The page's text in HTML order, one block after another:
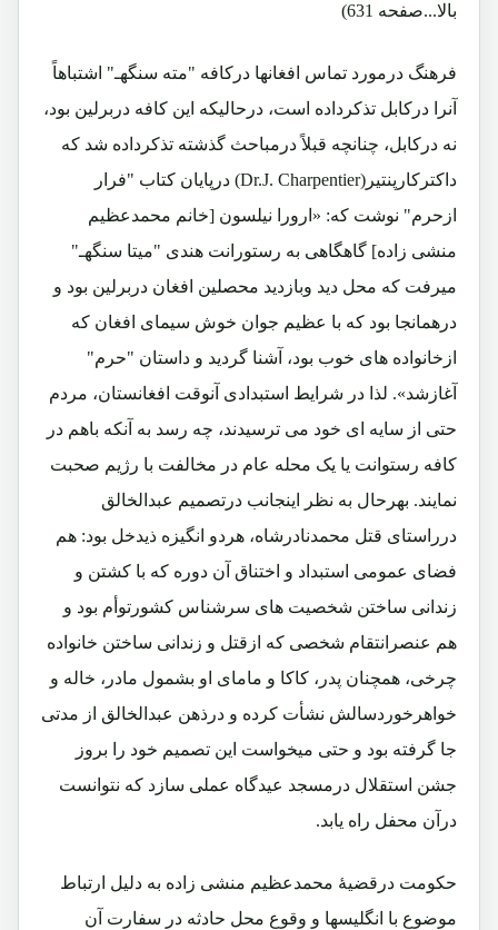
بالا...صفحه 631)
فرهنگ درمورد تماس افغانها درکافه "مته سنگهـ" اشتباهاً
آنرا درکابل تذکرداده است، درحالیکه این کافه دربرلین بود،
نه درکابل، چنانچه قبلاً درمباحث گذشته تذکرداده شد که
داکترکارپنتیر(Dr.J. Charpentier) درپایان کتاب "فرار
ازحرم" نوشت که: «ارورا نیلسون [خانم محمدعظیم
منشی زاده] گاهگاهی به رستورانت هندی "میتا سنگهـ"
میرفت که محل دید وبازدید محصلین افغان دربرلین بود و
درهمانجا بود که با عظیم جوان خوش سیمای افغان که
ازخانواده های خوب بود، آشنا گردید و داستان "حرم"
آغازشد». لذا در شرایط استبدادی آنوقت افغانستان، مردم
حتی از سایه ای خود می ترسیدند، چه رسد به آنکه باهم در
کافه رستوانت یا یک محله عام در مخالفت با رژیم صحبت
نمایند. بهرحال به نظر اینجانب درتصمیم عبدالخالق
درراستای قتل محمدنادرشاه، هردو انگیزه ذیدخل بود: هم
فضای عمومی استبداد و اختناق آن دوره که با کشتن و
زندانی ساختن شخصیت های سرشناس کشورتوأم بود و
هم عنصرانتقام شخصی که ازقتل و زندانی ساختن خانواده
چرخی، همچنان پدر، کاکا و مامای او بشمول مادر، خاله و
خواهرخوردسالش نشأت کرده و درذهن عبدالخالق از مدتی
جا گرفته بود و حتی میخواست این تصمیم خود را بروز
جشن استقلال درمسجد عیدگاه عملی سازد که نتوانست
درآن محفل راه یابد.
حکومت درقضیۀ محمدعظیم منشی زاده به دلیل ارتباط
موضوع با انگلیسها و وقوع محل حادثه در سفارت آن